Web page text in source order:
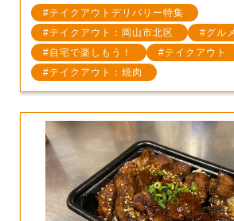
テイクアウトデリバリー特集
テイクアウト：岡山市北区
グルメ
自宅で楽しもう！
テイクアウト
テイクアウト：焼肉